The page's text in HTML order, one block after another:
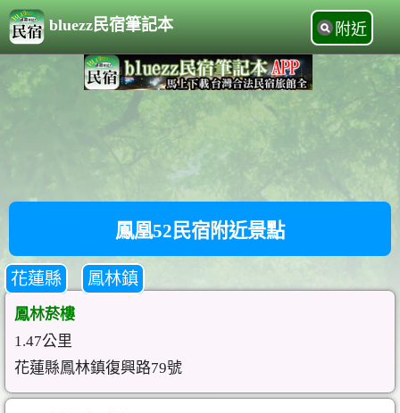
bluezz民宿筆記本 附近
鳳凰52民宿附近景點
花蓮縣 鳳林鎮
鳳林菸樓
1.47公里
花蓮縣鳳林鎮復興路79號